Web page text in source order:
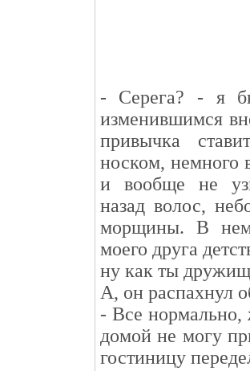
- Серега? - я
изменившимся
привычка
носком, немного
и вообще не
назад волос,
морщины. В нем
моего друга
ну как ты
А, он распахнул
- Все нормально,
домой не могу
гостиницу